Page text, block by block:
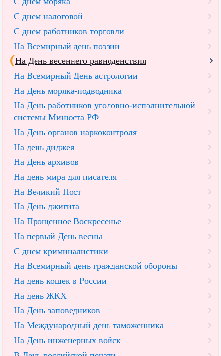
С днем налоговой
С днем работников торговли
На Всемирный день поэзии
На День весеннего равноденствия
На Всемирный День астрологии
На День моряка-подводника
На День работников уголовно-исполнительной
системы Минюста РФ
На День органов наркоконтроля
На день диджея
На День архивов
На день мира для писателя
На Великий Пост
На День джигита
На Прощенное Воскресенье
На первый День весны
С днем криминалистики
На Всемирный день гражданской обороны
На день кошек в России
На день ЖКХ
На День заповедников
На Международный день таможенника
На День инженерных войск